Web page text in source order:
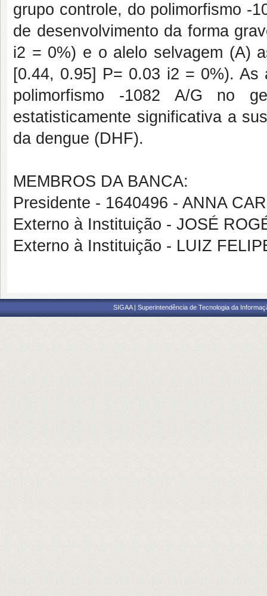
grupo controle, do polimorfismo -
de desenvolvimento da forma
i2 = 0%) e o alelo selvagem (A)
[0.44, 0.95] P= 0.03 i2 = 0%). As
polimorfismo -1082 A/G no
estatisticamente significativa a
da dengue (DHF).
MEMBROS DA BANCA:
Presidente - 1640496 - ANNA
Externo à Instituição - JOSÉ
Externo à Instituição - LUIZ
SIGAA | Superintendência de Tecnologia da